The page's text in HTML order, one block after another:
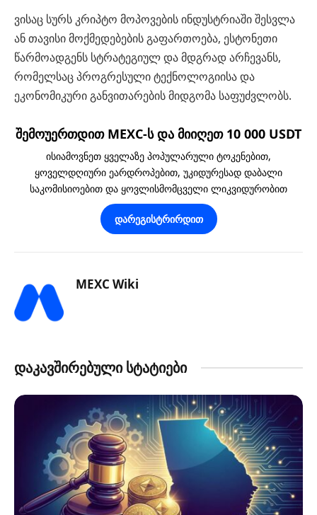
ვისაც სურს კრიპტო მოპოვების ინდუსტრიაში შესვლა
ან თავისი მოქმედებების გაფართოება, ესტონეთი
წარმოადგენს სტრატეგიულ და მდგრად არჩევანს,
რომელსაც პროგრესული ტექნოლოგიისა და
ეკონომიკური განვითარების მიდგომა საფუძვლობს.
შემოუერთდით MEXC-ს და მიიღეთ 10 000 USDT
ისიამოვნეთ ყველაზე პოპულარული ტოკენებით,
ყოველდღიური ეარდროპებით, უკიდურესად დაბალი
საკომისიოებით და ყოვლისმომცველი ლიკვიდურობით
დარეგისტრირდით
MEXC Wiki
დაკავშირებული სტატიები